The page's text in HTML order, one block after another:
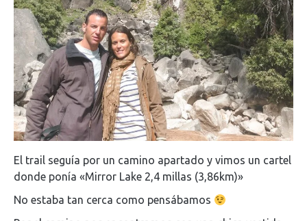
El trail seguía por un camino apartado y vimos un cartel
donde ponía «Mirror Lake 2,4 millas (3,86km)»
No estaba tan cerca como pensábamos